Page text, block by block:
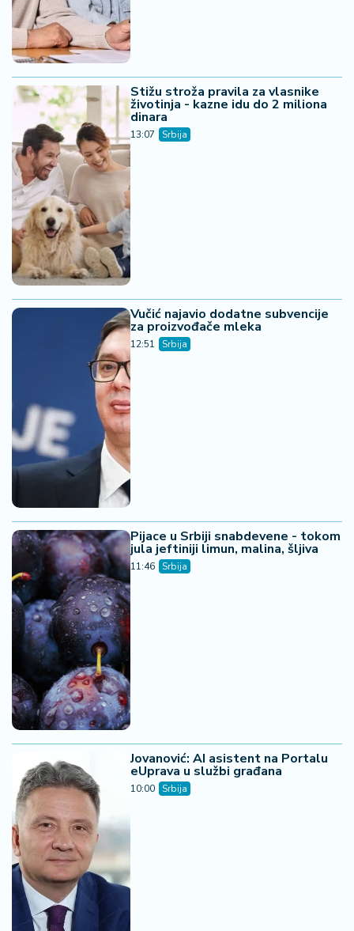
Stižu stroža pravila za vlasnike
životinja - kazne idu do 2 miliona
dinara
13:07 Srbija
Vučić najavio dodatne subvencije
za proizvođače mleka
12:51 Srbija
Pijace u Srbiji snabdevene - tokom
jula jeftiniji limun, malina, šljiva
11:46 Srbija
Jovanović: AI asistent na Portalu
eUprava u službi građana
10:00 Srbija